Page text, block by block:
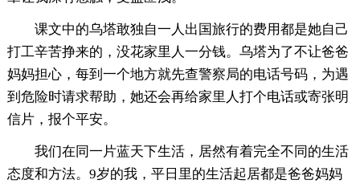
课文中的乌塔敢独自一人出国旅行的费用都是她自己
打工辛苦挣来的，没花家里人一分钱。乌塔为了不让爸爸
妈妈担心，每到一个地方就先查警察局的电话号码，为遇
到危险时请求帮助，她还会再给家里人打个电话或寄张明
信片，报个平安。
我们在同一片蓝天下生活，居然有着完全不同的生活
态度和方法。9岁的我，平日里的生活起居都是爸爸妈妈